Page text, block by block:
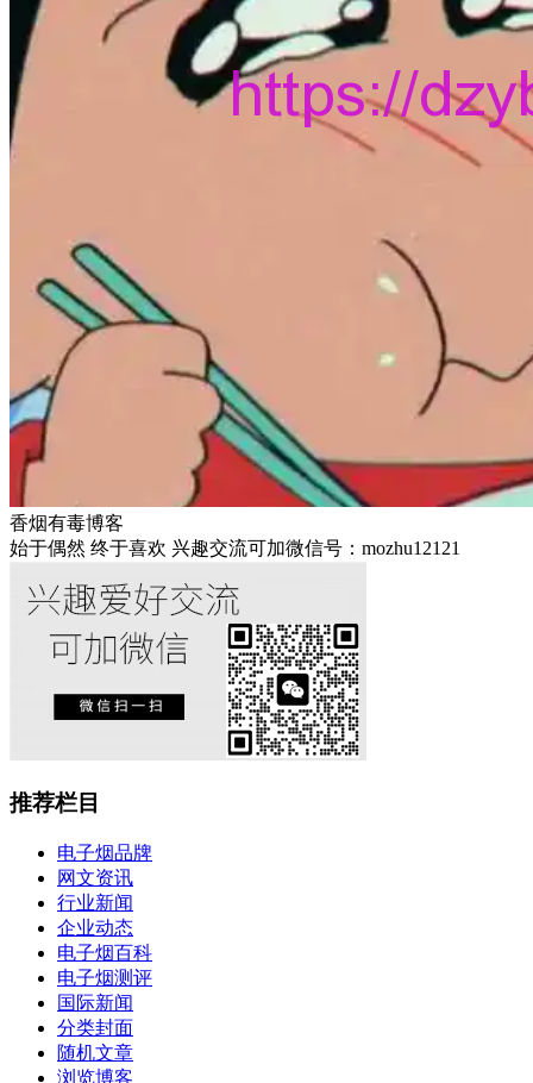
香烟有毒博客
始于偶然 终于喜欢 兴趣交流可加微信号：mozhu12121
推荐栏目
电子烟品牌
网文资讯
行业新闻
企业动态
电子烟百科
电子烟测评
国际新闻
分类封面
随机文章
浏览博客